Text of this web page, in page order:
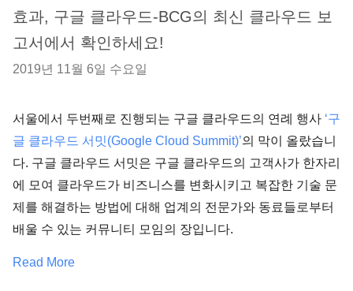
효과, 구글 클라우드-BCG의 최신 클라우드 보
고서에서 확인하세요!
2019년 11월 6일 수요일
서울에서 두번째로 진행되는 구글 클라우드의 연례 행사 ‘구
글 클라우드 서밋(Google Cloud Summit)’의 막이 올랐습니
다. 구글 클라우드 서밋은 구글 클라우드의 고객사가 한자리
에 모여 클라우드가 비즈니스를 변화시키고 복잡한 기술 문
제를 해결하는 방법에 대해 업계의 전문가와 동료들로부터
배울 수 있는 커뮤니티 모임의 장입니다.
Read More